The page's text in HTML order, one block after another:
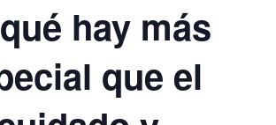
hay más
que el